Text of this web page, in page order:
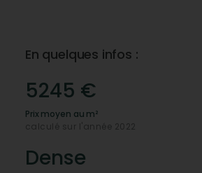
hôpitaux, ainsi que les services
également bien développées,
La commodité au
Vivre à La Verboise, c'est
et des
plombiers, charpentiers ou taxis,
En quelques infos :
5245 €
Prix moyen au m²
calculé sur l'année 2022
Dense